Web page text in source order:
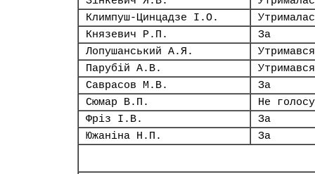
Климпуш-Цинцадзе І.О.
Князевич Р.П.
За
Лопушанський А.Я.
Утримався
Парубій А.В.
Утримався
Саврасов М.В.
За
Сюмар В.П.
Не
Фріз І.В.
За
Южаніна Н.П.
За